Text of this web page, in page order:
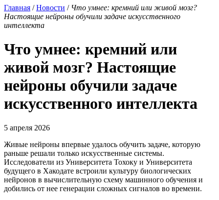
Главная /Новости / Что умнее: кремний или живой мозг?
Настоящие нейроны обучили задаче искусственного
интеллекта
Что умнее: кремний или
живой мозг? Настоящие
нейроны обучили задаче
искусственного интеллекта
5 апреля 2026
Живые нейроны впервые удалось обучить задаче, которую
раньше решали только искусственные системы.
Исследователи из Университета Тохоку и Университета
будущего в Хакодате встроили культуру биологических
нейронов в вычислительную схему машинного обучения и
добились от нее генерации сложных сигналов во времени.